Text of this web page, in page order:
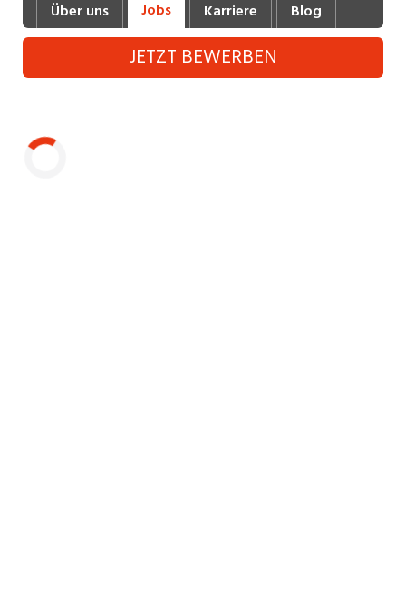
Industrie, Maschinenbau, Anlagenbau,
Produktion
Informatik, Telekommunikation
Über uns Jobs Karriere Blog
JETZT BEWERBEN